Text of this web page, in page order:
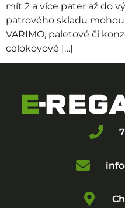
mít 2 a více pater až do
patrového skladu
VARIMO, paletové či
celokovové […]